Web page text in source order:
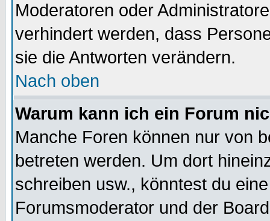
Moderatoren oder
verhindert werden, dass
sie die Antworten verändern.
Nach oben
Warum kann ich ein Forum
Manche Foren können nur von
betreten werden. Um dort
schreiben usw., könntest du
Forumsmoderator und der